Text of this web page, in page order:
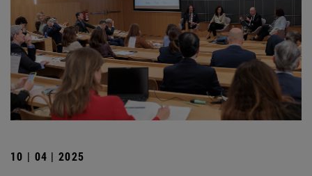
10 | 04 | 2025